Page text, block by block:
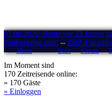
07.08.2026: Heute vor 22 Jahren
Nürburgring statt! -- ZidZ-
Menü Start Forum
Im Moment sind
170 Zeitreisende online:
» 170 Gäste
» Einloggen